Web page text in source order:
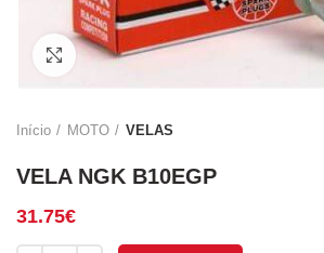
Click to enlarge
Início MOTO VELAS
VELA NGK B10EGP
31.75€